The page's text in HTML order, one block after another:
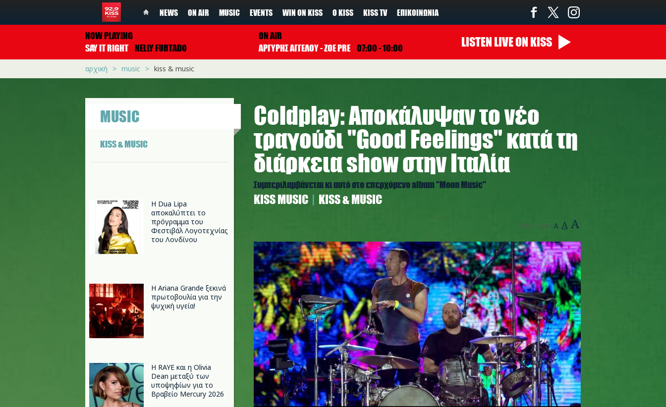
NEWS ON AIR MUSIC EVENTS WIN ON KISS Ο KISS KISS TV ΕΠΙΚΟΙΝΩΝΊΑ
NOW PLAYING
SAY IT RIGHT NELLY FURTADO
ON AIR
ΑΡΓΥΡΗΣ ΑΓΓΕΛΟΥ - ZOE PRE 07:00 - 10:00 LISTEN LIVEON KISS
αρχική music kiss & music
MUSIC
KISS & MUSIC
Η Dua Lipa
αποκαλύπτει το
πρόγραμμα του
Φεστιβάλ Λογοτεχνίας
του Λονδίνου
Η Ariana Grande ξεκινά
πρωτοβουλία για την
ψυχική υγεία!
Η RAYE και η Olivia
Dean μεταξύ των
υποψηφίων για το
Βραβείο Mercury 2026
Coldplay: Αποκάλυψαν το νέο
τραγούδι "Good Feelings" κατά τη
διάρκεια show στην Ιταλία
Συμπεριλαμβάνεται κι αυτό στο επερχόμενο album "Moon Music"
ΚISS MUSIC KISS & MUSIC
Text Size: A A A
c.jpg